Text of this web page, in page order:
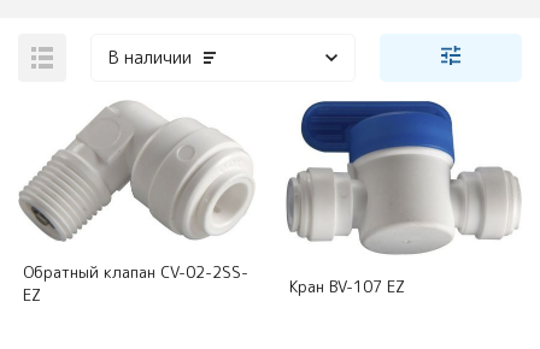
В наличии
Обратный клапан CV-02-2SS-
EZ
Кран BV-107 EZ